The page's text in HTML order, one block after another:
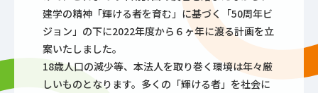
建学の精神「輝ける者を育む」に基づく「50周年ビ
ジョン」の下に2022年度から６ヶ年に渡る計画を立
案いたしました。
18歳人口の減少等、本法人を取り巻く環境は年々厳
しいものとなります。多くの「輝ける者」を社会に